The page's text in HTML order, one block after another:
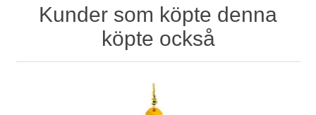
Kunder som köpte denna
köpte också